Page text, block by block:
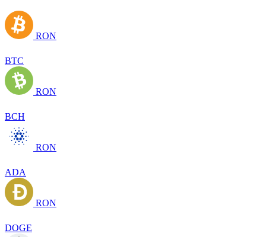
RON
BTC
RON
BCH
RON
ADA
RON
DOGE